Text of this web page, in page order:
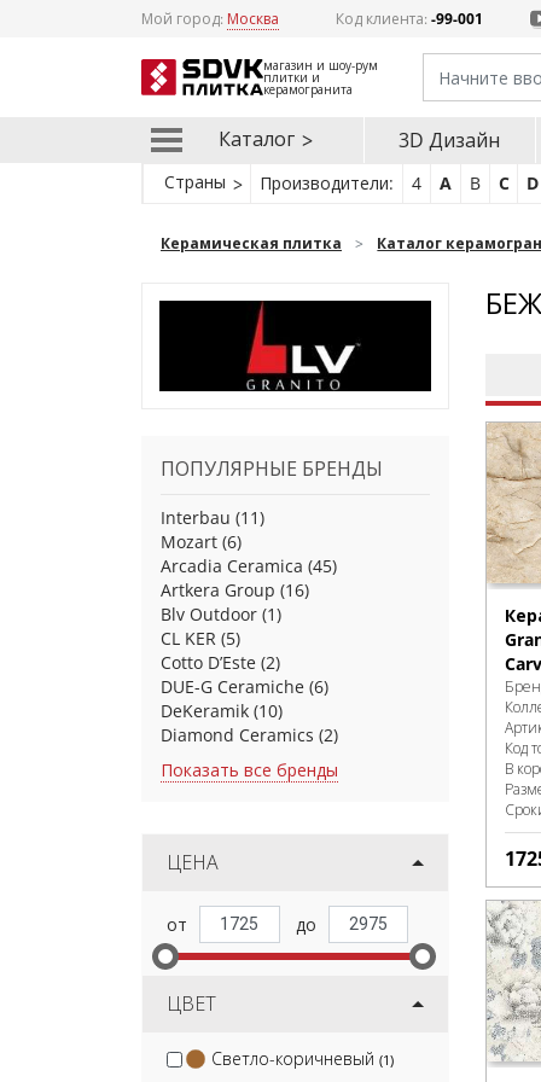
Мой город: Москва Код клиента: -99-001
магазин и шоу-рум
плитки и
керамогранита
Каталог 3D Дизайн
Страны Производители: 4 A B C D
Керамическая плитка Каталог
ПОПУЛЯРНЫЕ БРЕНДЫ
Interbau (11)
Mozart (6)
Arcadia Ceramica (45)
Artkera Group (16)
Blv Outdoor (1)
CL KER (5)
Cotto D’Este (2)
DUE-G Ceramiche (6)
DeKeramik (10)
Diamond Ceramics (2)
Показать все бренды
ЦЕНА
ЦВЕТ
Светло-коричневый (1)
Код
В